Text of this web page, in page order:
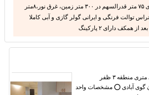
ظفر گوی آبادی تک واحدی ۷۵ متر قدرالسهم در ۳۰۰ متر زمین، غرق نور،۸متر
۱۴۵ متری ۱۰ متر تراس توالت فرنگی و ایرانی گولر گازی و آبی کاملا
دارای ۲ پارکینگ
تهران فروش آپارتمان ۸۴ متری منطقه ۳ ظفر
گوی آبادی ⭕ مشخصات واحد